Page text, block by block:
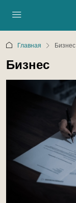
Главная Бизнес
Бизнес